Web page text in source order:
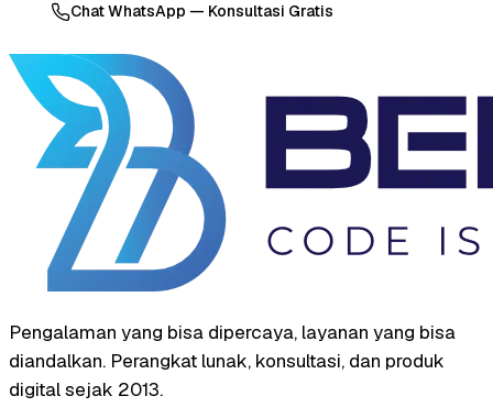
Chat WhatsApp — Konsultasi Gratis
Pengalaman yang bisa dipercaya, layanan yang bisa
diandalkan. Perangkat lunak, konsultasi, dan produk
digital sejak 2013.